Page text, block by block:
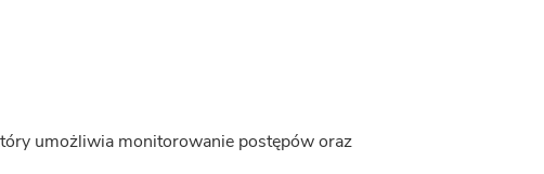
umożliwia monitorowanie postępów oraz